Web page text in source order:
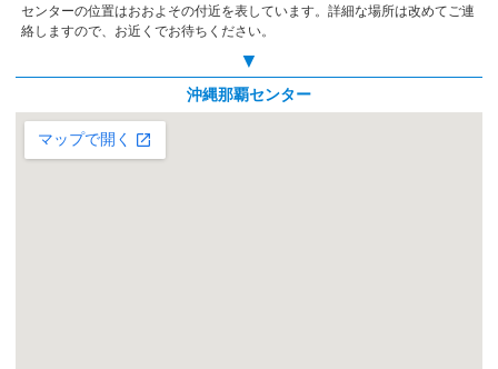
センターの位置はおおよその付近を表しています。詳細な場所は改めてご連
絡しますので、お近くでお待ちください。
▼
沖縄那覇センター